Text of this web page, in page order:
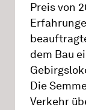
Preis von
dem Bau
Die
Verkehr